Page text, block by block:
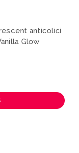
anticolici
Glow